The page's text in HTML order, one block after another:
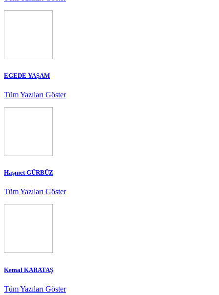
EGEDE YAŞAM
Tüm Yazıları Göster
Haşmet GÜRBÜZ
Tüm Yazıları Göster
Kemal KARATAŞ
Tüm Yazıları Göster